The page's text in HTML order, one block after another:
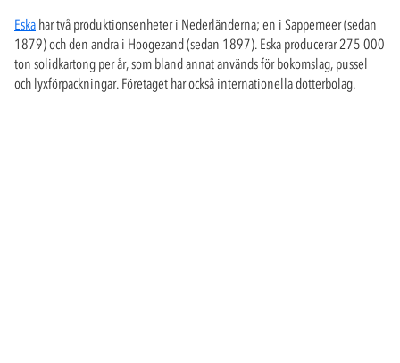
Eska har två produktionsenheter i Nederländerna; en i Sappemeer (sedan
1879) och den andra i Hoogezand (sedan 1897). Eska producerar 275 000
ton solidkartong per år, som bland annat används för bokomslag, pussel
och lyxförpackningar. Företaget har också internationella dotterbolag.